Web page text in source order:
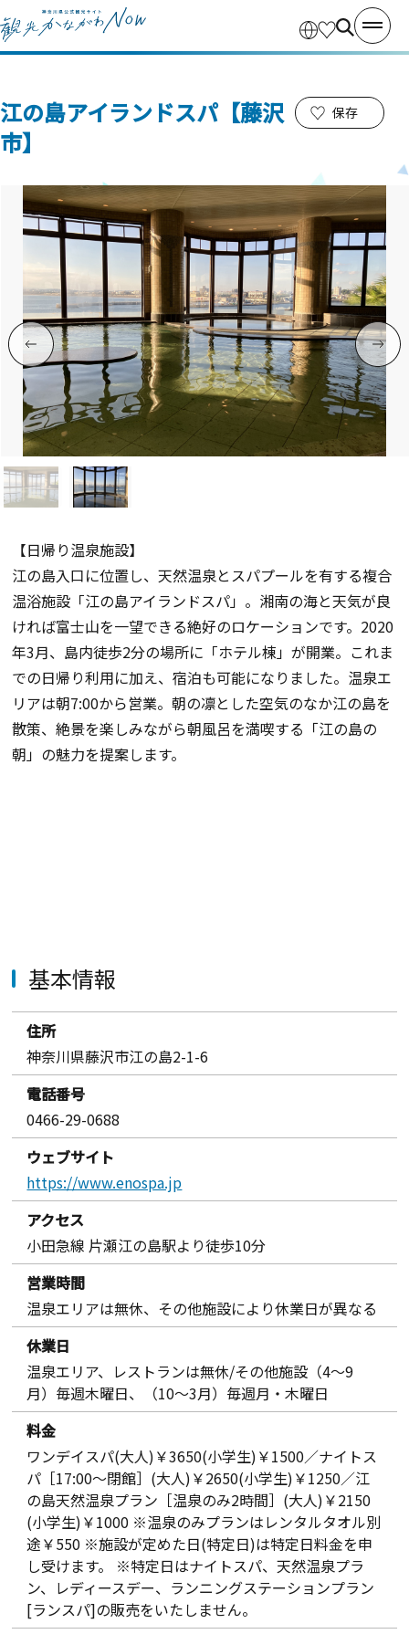
江の島アイランドスパ【藤沢
市】
保存
【日帰り温泉施設】
江の島入口に位置し、天然温泉とスパプールを有する複合
温浴施設「江の島アイランドスパ」。湘南の海と天気が良
ければ富士山を一望できる絶好のロケーションです。2020
年3月、島内徒歩2分の場所に「ホテル棟」が開業。これま
での日帰り利用に加え、宿泊も可能になりました。温泉エ
リアは朝7:00から営業。朝の凛とした空気のなか江の島を
散策、絶景を楽しみながら朝風呂を満喫する「江の島の
朝」の魅力を提案します。
基本情報
住所
神奈川県藤沢市江の島2-1-6
電話番号
0466-29-0688
ウェブサイト
https://www.enospa.jp
アクセス
小田急線 片瀬江の島駅より徒歩10分
営業時間
温泉エリアは無休、その他施設により休業日が異なる
休業日
温泉エリア、レストランは無休/その他施設（4～9
月）毎週木曜日、（10～3月）毎週月・木曜日
料金
ワンデイスパ(大人)￥3650(小学生)￥1500／ナイトス
パ［17:00～閉館］(大人)￥2650(小学生)￥1250／江
の島天然温泉プラン［温泉のみ2時間］(大人)￥2150
(小学生)￥1000 ※温泉のみプランはレンタルタオル別
途￥550 ※施設が定めた日(特定日)は特定日料金を申
し受けます。 ※特定日はナイトスパ、天然温泉プラ
ン、レディースデー、ランニングステーションプラン
[ランスパ]の販売をいたしません。